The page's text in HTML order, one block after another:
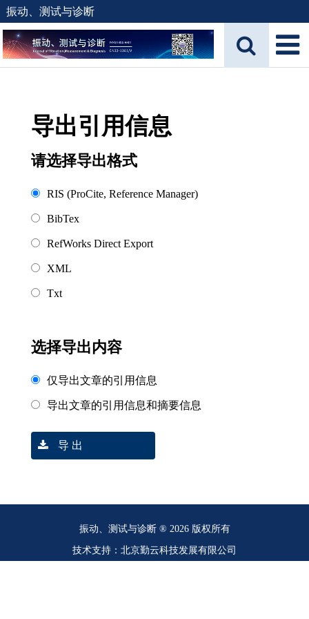
振动、测试与诊断
导出引用信息
请选择导出格式
RIS (ProCite, Reference Manager)
BibTex
RefWorks Direct Export
XML
Txt
选择导出内容
仅导出文章的引用信息
导出文章的引用信息和摘要信息
导 出
振动、测试与诊断 ® 2026 版权所有
技术支持：北京勤云科技发展有限公司